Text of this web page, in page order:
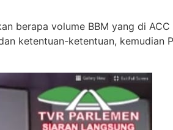
berapa volume BBM yang di
ketentuan-ketentuan, kemudian